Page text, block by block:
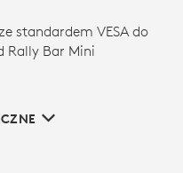
standardem VESA do
Rally Bar Mini